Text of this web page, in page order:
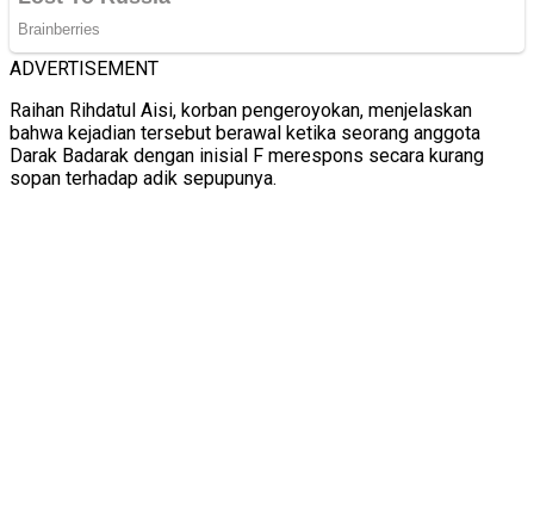
ADVERTISEMENT
Raihan Rihdatul Aisi, korban pengeroyokan, menjelaskan
bahwa kejadian tersebut berawal ketika seorang anggota
Darak Badarak dengan inisial F merespons secara kurang
sopan terhadap adik sepupunya.